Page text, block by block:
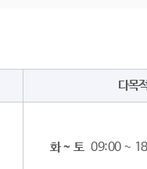
다목
화 ~ 토09:00 ~